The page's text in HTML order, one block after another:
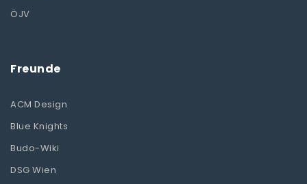
ÖJV
Freunde
ACM Design
Blue Knights
Budo-Wiki
DSG Wien